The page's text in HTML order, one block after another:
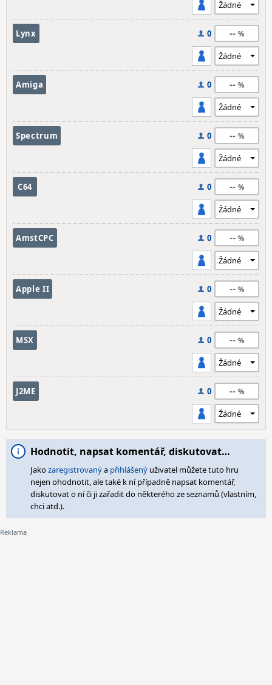
Lynx 0 --
Amiga 0 --
Spectrum 0 --
C64 0 --
AmstCPC 0 --
Apple II 0 --
MSX 0 --
J2ME 0 --
Hodnotit, napsat komentář, diskutovat…
Jakozaregistrovanýa přihlášený uživatel můžete tuto hru
nejen ohodnotit, ale také k ní případně napsat komentář,
diskutovat o ní či ji zařadit do některého ze seznamů (vlastním,
chci atd.).